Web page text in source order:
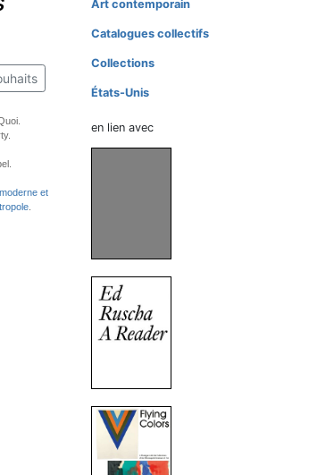
et
.
Art contemporain
Catalogues collectifs
Collections
États-Unis
en lien avec